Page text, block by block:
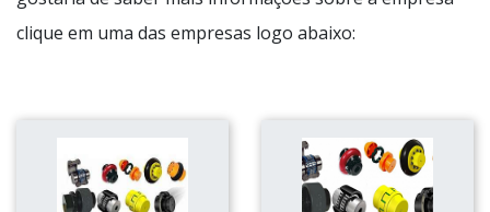
clique em uma das empresas logo abaixo: